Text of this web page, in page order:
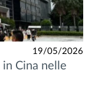
19/05/2026
Cina nelle